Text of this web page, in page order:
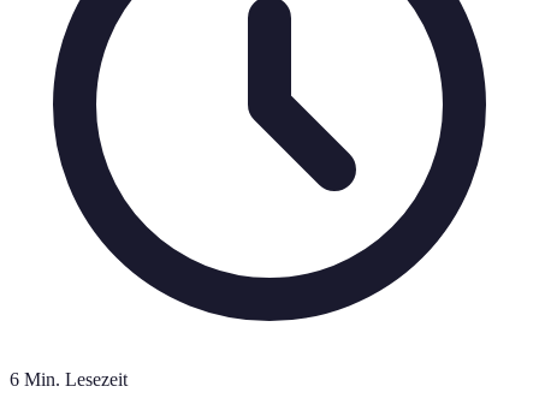
6 Min. Lesezeit